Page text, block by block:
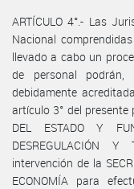
ARTÍCULO 4°.- Las
Nacional
llevado a cabo un
de personal podrán,
debidamente
artículo 3° del presente
DEL ESTADO Y
DESREGULACIÓN Y
intervención de la
ECONOMÍA para